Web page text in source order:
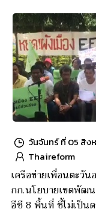
วันจันทร์ ที่ 05 สิง
Thaireform
เครือข่ายเพื่อนตะวั
กก.นโยบายเขตพัฒน
อีซี 8 พื้นที่ ชี้ไม่เป็น